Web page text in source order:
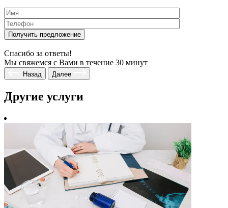
Спасибо за ответы!
Мы свяжемся с Вами в течение 30 минут
Назад Далее
Другие услуги